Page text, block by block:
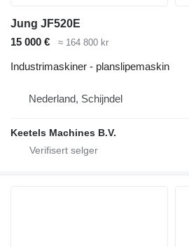
Jung JF520E
15 000 €
≈ 164 800 kr
Industrimaskiner - planslipemaskin
Nederland, Schijndel
Keetels Machines B.V.